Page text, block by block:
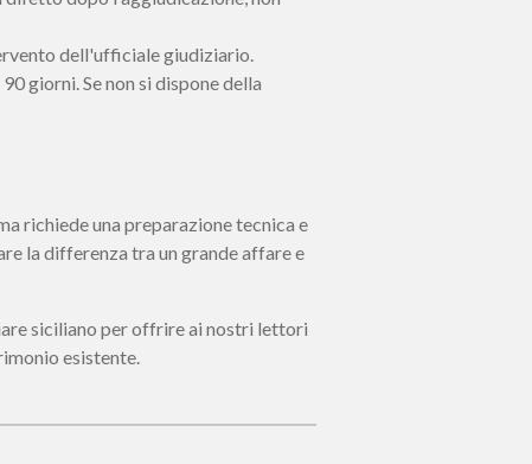
dell'ufficiale giudiziario.
giorni. Se non si dispone della
richiede una preparazione tecnica e
la differenza tra un grande affare e
siciliano per offrire ai nostri lettori
esistente.